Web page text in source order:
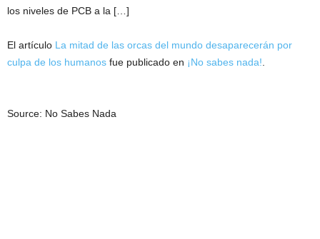
los niveles de PCB a la […]
El artículo La mitad de las orcas del mundo desaparecerán por
culpa de los humanos fue publicado en ¡No sabes nada!
Source: No Sabes Nada